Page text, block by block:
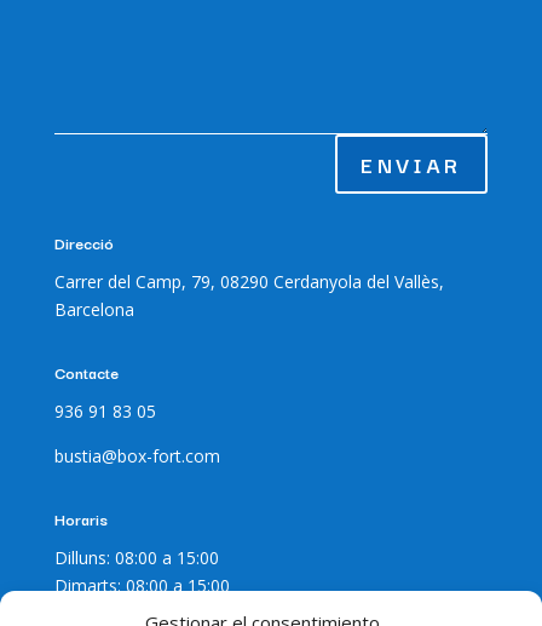
ENVIAR
Direcció
Carrer del Camp, 79, 08290 Cerdanyola del Vallès,
Barcelona
Contacte
936 91 83 05
bustia@box-fort.com
Horaris
Dilluns: 08:00 a 15:00
Dimarts: 08:00 a 15:00
Dimecres: 08:00 a 15:00